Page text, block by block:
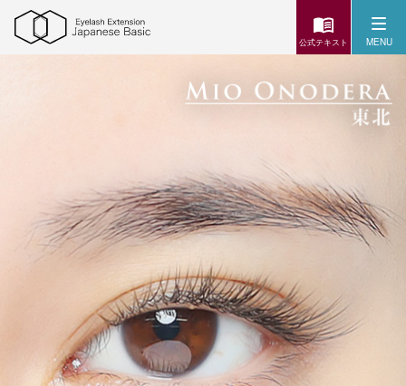
公式テキスト MENU